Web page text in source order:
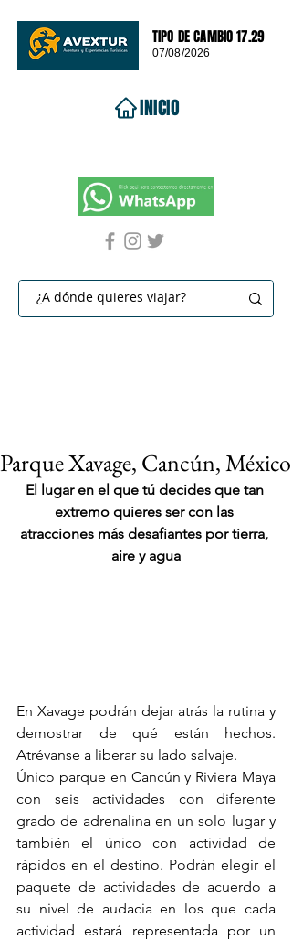
TIPO DE CAMBIO 17.29
07/08/2026
INICIO
VIAJES 2027
Parque Xavage, Cancún, México
El lugar en el que tú decides que tan
extremo quieres ser con las
atracciones más desafiantes por tierra,
aire y agua
En Xavage podrán dejar atrás la rutina y
demostrar de qué están hechos.
Atrévanse a liberar su lado salvaje.
Único parque en Cancún y Riviera Maya
con seis actividades con diferente
grado de adrenalina en un solo lugar y
también el único con actividad de
rápidos en el destino. Podrán elegir el
paquete de actividades de acuerdo a
su nivel de audacia en los que cada
actividad estará representada por un